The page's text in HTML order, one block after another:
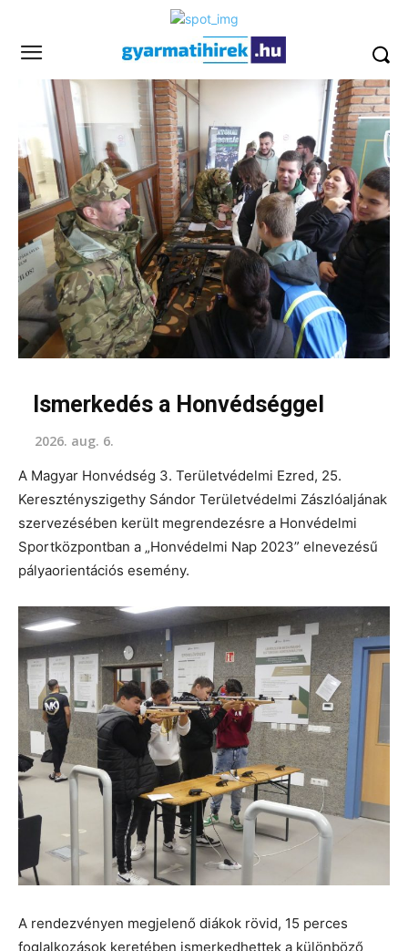
Ismerkedés a Honvédséggel
2026. aug. 6.
A Magyar Honvédség 3. Területvédelmi Ezred, 25.
Keresztényszigethy Sándor Területvédelmi Zászlóaljának
szervezésében került megrendezésre a Honvédelmi
Sportközpontban a „Honvédelmi Nap 2023” elnevezésű
pályaorientációs esemény.
A rendezvényen megjelenő diákok rövid, 15 perces
foglalkozások keretében ismerkedhettek a különböző